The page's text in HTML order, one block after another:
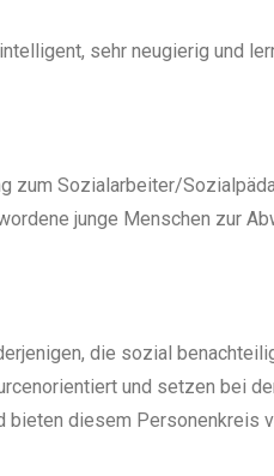
sehr neugierig und
zum Sozialarbeiter/
junge Menschen zur
die sozial
und setzen bei
diesem Personenkreis